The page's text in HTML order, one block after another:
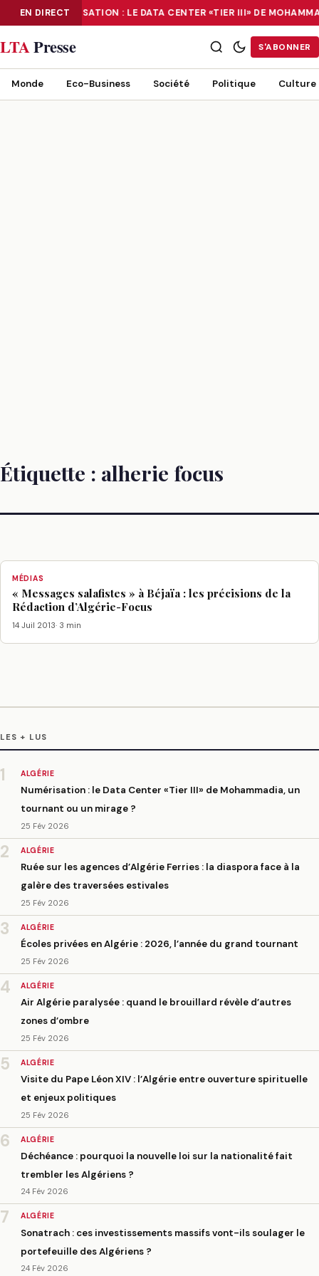
EN DIRECTNUMÉRISATION : LE DATA CENTER «TIER III» DE
NUMÉRISATION : LE DATA CENTER «TIER III» DE MOHAMMADIA, UN
LTAPresse S'ABONNER
Monde Eco-Business Société Politique Culture
Étiquette : alherie focus
MÉDIAS
« Messages salafistes » à Béjaïa : les précisions de la
Rédaction d’Algérie-Focus
14 Juil 2013· 3 min
LES + LUS
1 ALGÉRIE
Numérisation : le Data Center «Tier III» de Mohammadia, un
tournant ou un mirage ?
25 Fév 2026
2 ALGÉRIE
Ruée sur les agences d’Algérie Ferries : la diaspora face à la
galère des traversées estivales
25 Fév 2026
3 ALGÉRIE
Écoles privées en Algérie : 2026, l’année du grand tournant
25 Fév 2026
4 ALGÉRIE
Air Algérie paralysée : quand le brouillard révèle d’autres
zones d’ombre
25 Fév 2026
5 ALGÉRIE
Visite du Pape Léon XIV : l’Algérie entre ouverture spirituelle
et enjeux politiques
25 Fév 2026
6 ALGÉRIE
Déchéance : pourquoi la nouvelle loi sur la nationalité fait
trembler les Algériens ?
24 Fév 2026
7 ALGÉRIE
Sonatrach : ces investissements massifs vont-ils soulager le
portefeuille des Algériens ?
24 Fév 2026